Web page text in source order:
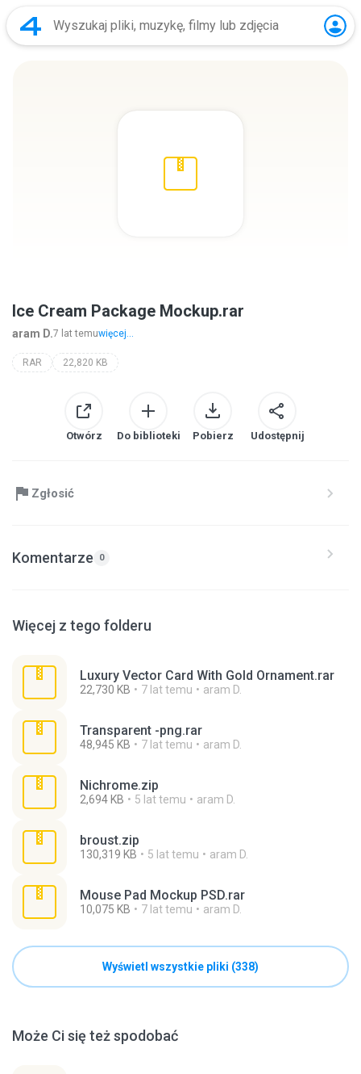
Ice Cream Package Mockup.rar
aram D.7 lat temuwięcej...
RAR 22,820 KB
Otwórz Do biblioteki Pobierz Udostępnij
Zgłosić
Komentarze 0
Więcej z tego folderu
Luxury Vector Card With Gold Ornament.rar
22,730 KB 7 lat temu aram D.
Transparent -png.rar
48,945 KB 7 lat temu aram D.
Nichrome.zip
2,694 KB 5 lat temu aram D.
broust.zip
130,319 KB 5 lat temu aram D.
Mouse Pad Mockup PSD.rar
10,075 KB 7 lat temu aram D.
Wyświetl wszystkie pliki (338)
Może Ci się też spodobać